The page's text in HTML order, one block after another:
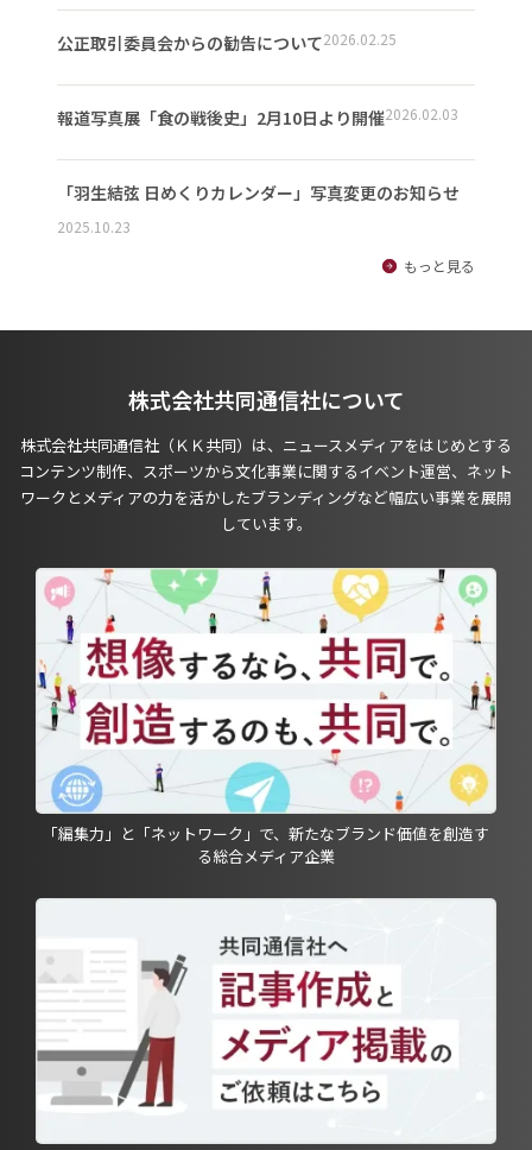
公正取引委員会からの勧告について2026.02.25
報道写真展「食の戦後史」2月10日より開催2026.02.03
「羽生結弦 日めくりカレンダー」写真変更のお知らせ
2025.10.23
もっと見る
株式会社共同通信社について
株式会社共同通信社（ＫＫ共同）は、ニュースメディアをはじめとする
コンテンツ制作、スポーツから文化事業に関するイベント運営、ネット
ワークとメディアの力を活かしたブランディングなど幅広い事業を展開
しています。
「編集力」と「ネットワーク」で、新たなブランド価値を創造す
る総合メディア企業